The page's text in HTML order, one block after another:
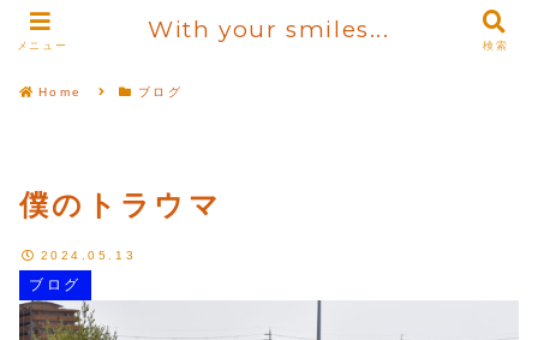
Home ブログ
僕のトラウマ
ブログ
2024.05.13
メニュー
With your smiles...
検索